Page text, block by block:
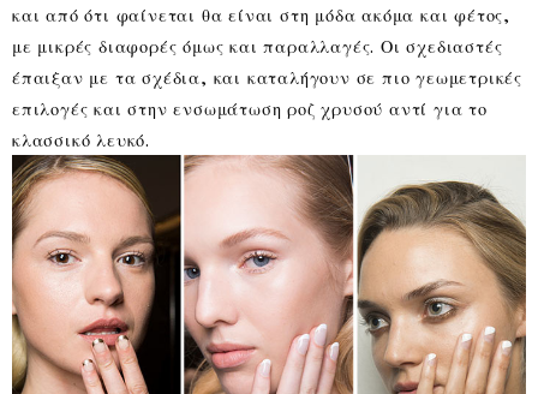
και από ότι φαίνεται θα είναι στη μόδα ακόμα και φέτος,
με μικρές διαφορές όμως και παραλλαγές. Οι σχεδιαστές
έπαιξαν με τα σχέδια, και καταλήγουν σε πιο γεωμετρικές
επιλογές και στην ενσωμάτωση ροζ χρυσού αντί για το
κλασσικό λευκό.